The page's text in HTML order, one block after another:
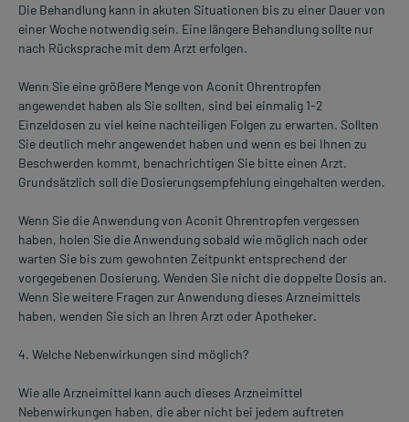
Die Behandlung kann in akuten Situationen bis zu einer Dauer von
einer Woche notwendig sein. Eine längere Behandlung sollte nur
nach Rücksprache mit dem Arzt erfolgen.
Wenn Sie eine größere Menge von Aconit Ohrentropfen
angewendet haben als Sie sollten, sind bei einmalig 1-2
Einzeldosen zu viel keine nachteiligen Folgen zu erwarten. Sollten
Sie deutlich mehr angewendet haben und wenn es bei Ihnen zu
Beschwerden kommt, benachrichtigen Sie bitte einen Arzt.
Grundsätzlich soll die Dosierungsempfehlung eingehalten werden.
Wenn Sie die Anwendung von Aconit Ohrentropfen vergessen
haben, holen Sie die Anwendung sobald wie möglich nach oder
warten Sie bis zum gewohnten Zeitpunkt entsprechend der
vorgegebenen Dosierung. Wenden Sie nicht die doppelte Dosis an.
Wenn Sie weitere Fragen zur Anwendung dieses Arzneimittels
haben, wenden Sie sich an Ihren Arzt oder Apotheker.
4. Welche Nebenwirkungen sind möglich?
Wie alle Arzneimittel kann auch dieses Arzneimittel
Nebenwirkungen haben, die aber nicht bei jedem auftreten